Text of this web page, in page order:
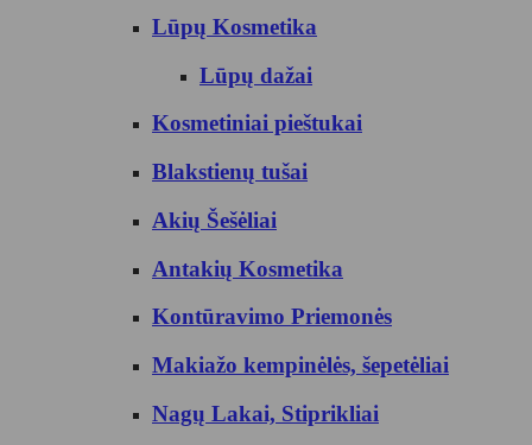
Lūpų Kosmetika
Lūpų dažai
Kosmetiniai pieštukai
Blakstienų tušai
Akių Šešėliai
Antakių Kosmetika
Kontūravimo Priemonės
Makiažo kempinėlės, šepetėliai
Nagų Lakai, Stiprikliai